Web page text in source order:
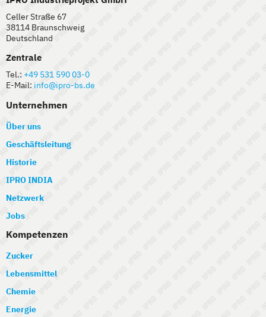
Celler Straße 67
38114 Braunschweig
Deutschland
Zentrale
Tel.: +49 531 590 03-0
E-Mail: info@ipro-bs.de
Unternehmen
Über uns
Geschäftsleitung
Historie
IPRO INDIA
Netzwerk
Jobs
Kompetenzen
Zucker
Lebensmittel
Chemie
Energie